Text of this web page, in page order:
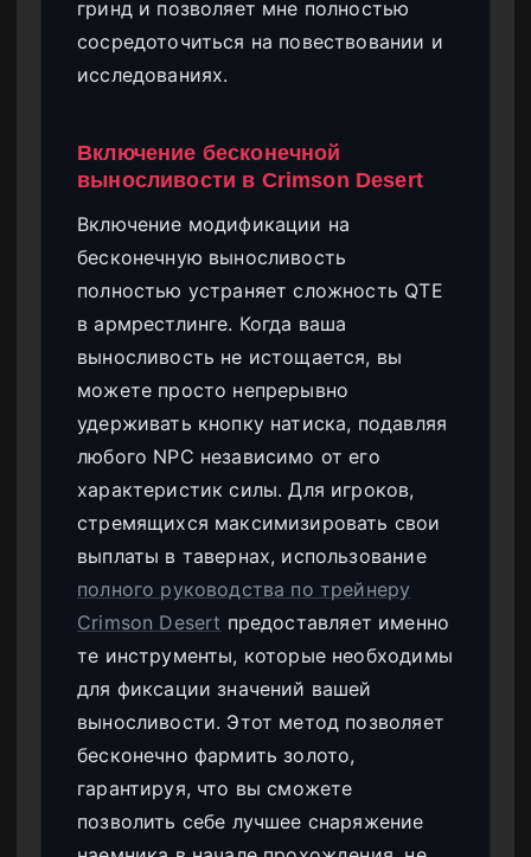
гринд и позволяет мне полностью
сосредоточиться на повествовании и
исследованиях.
Включение бесконечной
выносливости в Crimson Desert
Включение модификации на
бесконечную выносливость
полностью устраняет сложность QTE
в армрестлинге. Когда ваша
выносливость не истощается, вы
можете просто непрерывно
удерживать кнопку натиска, подавляя
любого NPC независимо от его
характеристик силы. Для игроков,
стремящихся максимизировать свои
выплаты в тавернах, использование
полного руководства по трейнеру
Crimson Desert предоставляет именно
те инструменты, которые необходимы
для фиксации значений вашей
выносливости. Этот метод позволяет
бесконечно фармить золото,
гарантируя, что вы сможете
позволить себе лучшее снаряжение